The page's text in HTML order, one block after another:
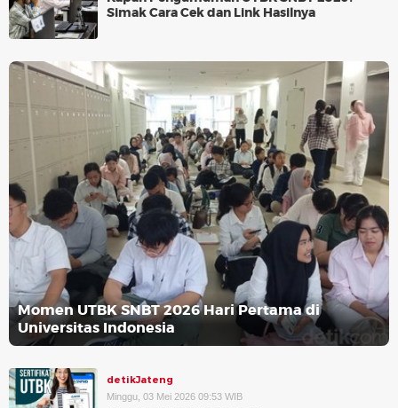
Simak Cara Cek dan Link Hasilnya
Momen UTBK SNBT 2026 Hari Pertama di
Universitas Indonesia
detikJateng
Minggu, 03 Mei 2026 09:53 WIB